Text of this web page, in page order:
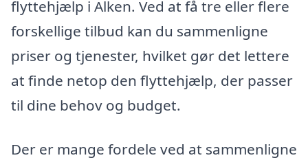
flyttehjælp i Alken. Ved at få tre eller flere
forskellige tilbud kan du sammenligne
priser og tjenester, hvilket gør det lettere
at finde netop den flyttehjælp, der passer
til dine behov og budget.
Der er mange fordele ved at sammenligne